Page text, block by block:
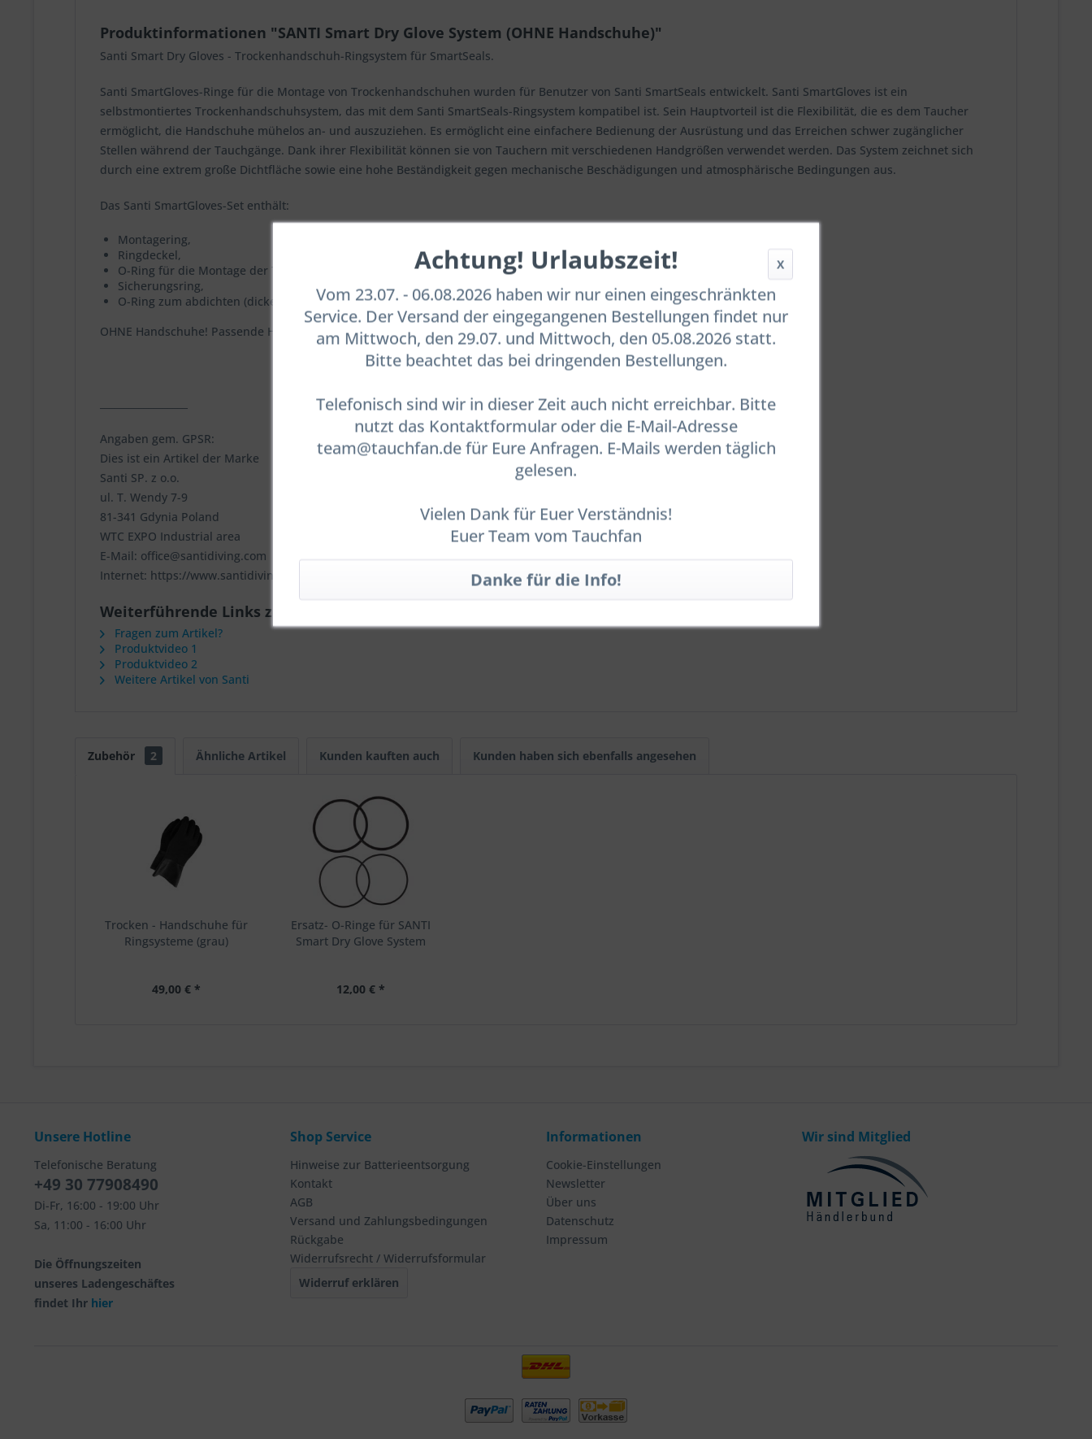
Produktinformationen "SANTI Smart Dry Glove System (OHNE Handschuhe)"
Santi Smart Dry Gloves - Trockenhandschuh-Ringsystem für SmartSeals.
Santi SmartGloves-Ringe für die Montage von Trockenhandschuhen wurden für Benutzer von Santi SmartSeals entwickelt. Santi SmartGloves ist ein
selbstmontiertes Trockenhandschuhsystem, das mit dem Santi SmartSeals-Ringsystem kompatibel ist. Sein Hauptvorteil ist die Flexibilität, die es dem Taucher
ermöglicht, die Handschuhe mühelos an- und auszuziehen. Es ermöglicht eine einfachere Bedienung der Ausrüstung und das Erreichen schwer zugänglicher
Stellen während der Tauchgänge. Dank ihrer Flexibilität können sie von Tauchern mit verschiedenen Handgrößen verwendet werden. Das System zeichnet sich
durch eine extrem große Dichtfläche sowie eine hohe Beständigkeit gegen mechanische Beschädigungen und atmosphärische Bedingungen aus.
Das Santi SmartGloves-Set enthält:
Montagering,
Ringdeckel,
O-Ring für die Montage der Trocken-Handschuhe (dünner),
Sicherungsring,
O-Ring zum abdichten (dicker).
OHNE Handschuhe! Passende Handschuhe müssen separat bestellt werden.
Angaben gem. GPSR:
Dies ist ein Artikel der Marke
Santi SP. z o.o.
ul. T. Wendy 7-9
81-341 Gdynia Poland
WTC EXPO Industrial area
E-Mail: office@santidiving.com
Internet: https://www.santidiving.com
Weiterführende Links zu "SANTI Smart Dry Glove System (OHNE Handschuhe)"
Fragen zum Artikel?
Produktvideo 1
Produktvideo 2
Weitere Artikel von Santi
Zubehör 2 Ähnliche Artikel Kunden kauften auch Kunden haben sich ebenfalls angesehen
Trocken - Handschuhe für
Ringsysteme (grau)
49,00 € *
Ersatz- O-Ringe für SANTI
Smart Dry Glove System
12,00 € *
X
Achtung! Urlaubszeit!
Vom 23.07. - 06.08.2026 haben wir nur einen eingeschränkten
Service. Der Versand der eingegangenen Bestellungen findet nur
am Mittwoch, den 29.07. und Mittwoch, den 05.08.2026 statt.
Bitte beachtet das bei dringenden Bestellungen.
Telefonisch sind wir in dieser Zeit auch nicht erreichbar. Bitte
nutzt das Kontaktformular oder die E-Mail-Adresse
team@tauchfan.de für Eure Anfragen. E-Mails werden täglich
gelesen.
Vielen Dank für Euer Verständnis!
Euer Team vom Tauchfan
Unsere Hotline
Telefonische Beratung
+49 30 77908490
Di-Fr, 16:00 - 19:00 Uhr
Sa, 11:00 - 16:00 Uhr
Die Öffnungszeiten
unseres Ladengeschäftes
findet Ihr hier
Shop Service
Hinweise zur Batterieentsorgung
Kontakt
AGB
Versand und Zahlungsbedingungen
Rückgabe
Widerrufsrecht / Widerrufsformular
Widerruf erklären
Informationen
Cookie-Einstellungen
Newsletter
Über uns
Datenschutz
Impressum
Wir sind Mitglied